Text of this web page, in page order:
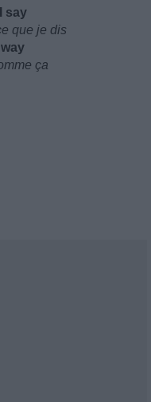
say
que je dis
ça